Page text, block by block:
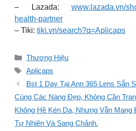
– Lazada: www.lazada.vn/
health-partner
– Tiki: tiki.vn/search?q=Aplicaps
Danh
mục
Thương Hiệu
Thẻ
Aplicaps
Bst 1 Day Tại Ann 365 Lens Sẵn
Cùng Các Nàng Đẹp, Không Cần
Không Hề Kén Da, Nhưng Vẫn Mang
Tự Nhiên Và Sang Chảnh.